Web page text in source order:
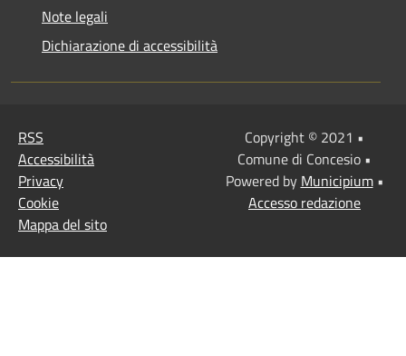
Note legali
Dichiarazione di accessibilità
RSS
Accessibilità
Privacy
Cookie
Mappa del sito
Copyright © 2021 •
Comune di Concesio •
Powered by Municipium•
Accesso redazione